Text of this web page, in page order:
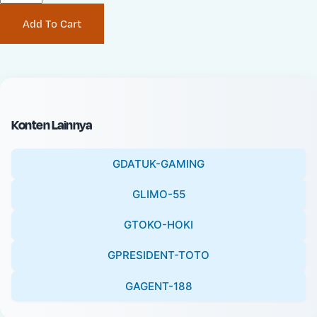
i
n
a
c
e
Add To Cart
Konten Lainnya
GDATUK-GAMING
GLIMO-55
GTOKO-HOKI
GPRESIDENT-TOTO
GAGENT-188